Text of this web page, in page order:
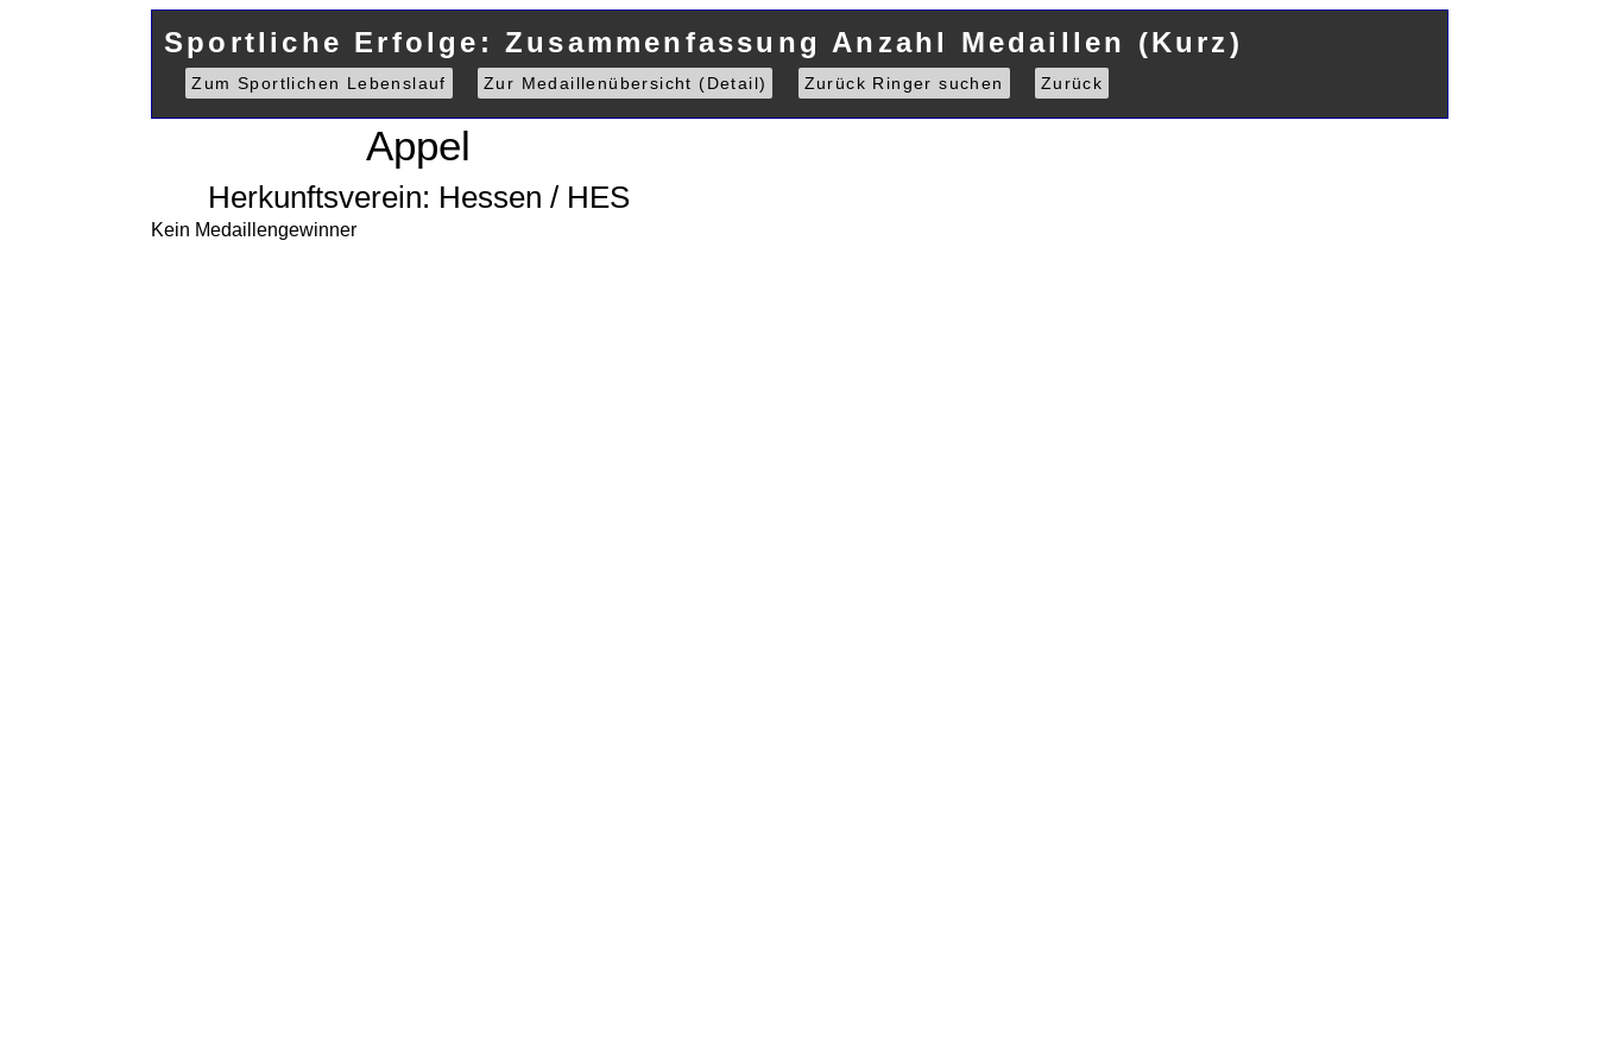
Sportliche Erfolge: Zusammenfassung Anzahl Medaillen (Kurz)
Zum Sportlichen Lebenslauf Zur Medaillenübersicht (Detail) Zurück Ringer suchen Zurück
Appel
Herkunftsverein: Hessen / HES
Kein Medaillengewinner